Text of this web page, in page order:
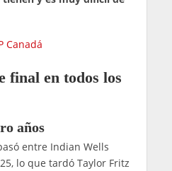
Canadá
final en todos los
años
entre Indian Wells
lo que tardó Taylor Fritz